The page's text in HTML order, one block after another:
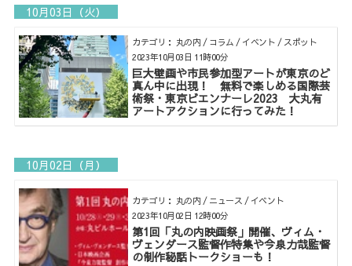
10月03日（火）
カテゴリ： 丸の内 / コラム / イベント / スポット
巨大壁画や市民参加型アートが東京のど
真ん中に出現！ 無料で楽しめる国際芸
術祭・東京ビエンナーレ2023 大丸有
アートアクションに行ってみた！
2023年10月03日 11時00分
10月02日（月）
カテゴリ： 丸の内 / ニュース / イベント
第1回「丸の内映画祭」開催、ヴィム・
ヴェンダース監督作特集や今泉力哉監督
の制作秘話トークショーも！
2023年10月02日 12時00分